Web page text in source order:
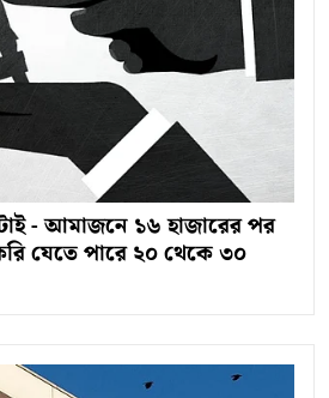
- আমাজনে ১৬ হাজারের পর
যেতে পারে ২০ থেকে ৩০